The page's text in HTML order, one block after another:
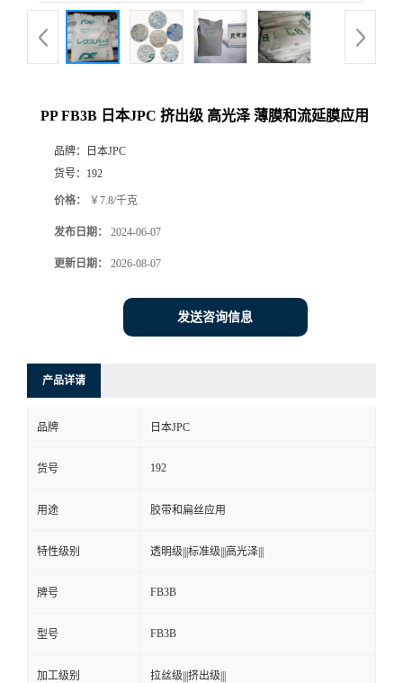
PP FB3B 日本JPC 挤出级 高光泽 薄膜和流延膜应用
品牌：
日本JPC
货号： 192
价格： ￥7.8/千克
发布日期： 2024-06-07
更新日期： 2026-08-07
发送咨询信息
产品详请
品牌 日本JPC
货号 192
用途 胶带和扁丝应用
特性级别 透明级|||标准级|||高光泽|||
牌号 FB3B
型号 FB3B
加工级别 拉丝级|||挤出级|||